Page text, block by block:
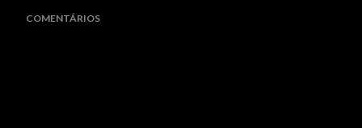
COMENTÁRIOS